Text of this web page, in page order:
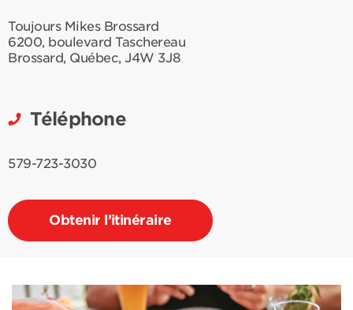
Toujours Mikes Brossard
6200, boulevard Taschereau
Brossard, Québec,J4W 3J8
Téléphone
579-723-3030
Obtenir l’itinéraire